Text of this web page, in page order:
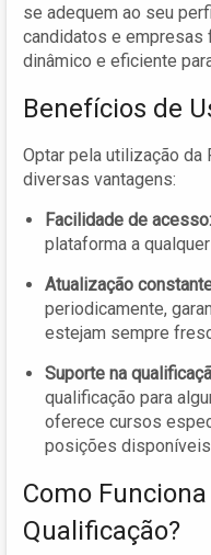
se adequem ao seu
candidatos e empresas
dinâmico e eficiente
Benefícios de
Optar pela utilização da
diversas vantagens:
Facilidade de acesso:
plataforma a
Atualização
periodicamente,
estejam sempre
Suporte na
qualificação para
oferece cursos
posições
Como
Qualificação?